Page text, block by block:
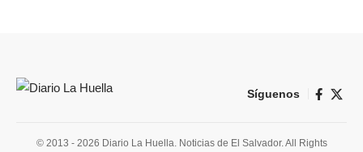
Síguenos
© 2013 - 2026 Diario La Huella. Noticias de El Salvador. All Rights